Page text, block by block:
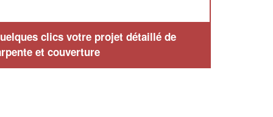
clics votre projet détaillé de
et couverture